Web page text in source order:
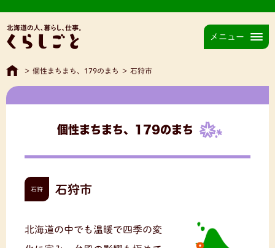
メニュー
> 個性まちまち、179のまち > 石狩市
個性まちまち、179のまち
石狩 石狩市
北海道の中でも温暖で四季の変